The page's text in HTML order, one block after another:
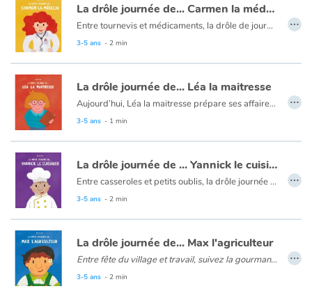
La drôle journée de... Carmen la médecin
Entre tournevis et médicaments, la drôle de journée de Carmen est un album plein d'humour qui fera rire les petits et grands médecins !
3-5 ans - 2 min
…
La drôle journée de... Léa la maitresse
Aujourd’hui, Léa la maitresse prépare ses affaires pour aller en classe mais est-ce bien nécessaire ?
3-5 ans - 1 min
…
La drôle journée de ... Yannick le cuisinier
Entre casseroles et petits oublis, la drôle journée de Yannick est un album plein d'humour qui fera rire les petits et grands cuisiniers !
3-5 ans - 2 min
…
La drôle journée de... Max l'agriculteur
Entre fête du village et travail, suivez la gourmande journée de Max l’agriculteur !
3-5 ans - 2 min
…